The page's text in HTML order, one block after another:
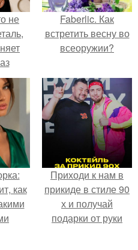
не
Faberlic. Как
встретить весну во
всеоружии?
как
Приходи к нам в
прикиде в стиле 90
х и получай
подарки от руки